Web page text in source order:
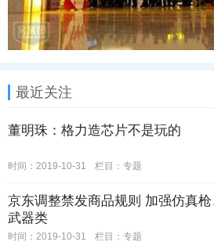
最近关注
董明珠：格力造芯片不是玩的
时间：2019-10-31 栏目： 专题
京东调整禁发商品规则 加强仿真
武器类
时间：2019-10-31 栏目： 专题